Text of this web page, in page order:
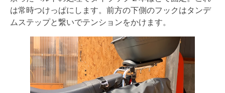
は常時つけっぱにします。前方の下側のフックはタンデ
ムステップと繋いでテンションをかけます。